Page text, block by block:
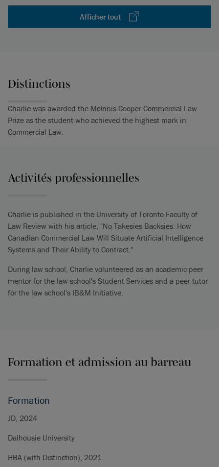
Afficher tout
Distinctions
Charlie was awarded the McInnis Cooper Commercial Law
Prize as the student who achieved the highest mark in
Commercial Law.
Activités professionnelles
Charlie is published in the University of Toronto Faculty of
Law Review with his article, "No Takesies Backsies: How
Canadian Commercial Law Will Situate Artificial Intelligence
Systems and Their Ability to Contract."
During law school, Charlie volunteered as an academic peer
mentor for the law school's Student Services and a peer tutor
for the law school's IB&M Initiative.
Formation et admission au barreau
Formation
JD, 2024
Dalhousie University
HBA (with Distinction), 2021